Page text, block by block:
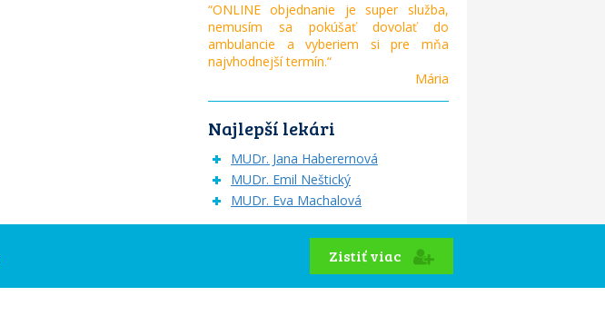
“ONLINE objednanie je super služba,
nemusím sa pokúšať dovolať do
ambulancie a vyberiem si pre mňa
najvhodnejší termín.“
Mária
Najlepší lekári
MUDr. Jana Haberernová
MUDr. Emil Neštický
MUDr. Eva Machalová
Zistiť viac